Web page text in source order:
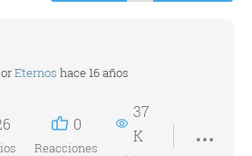
Eternos hace 16 años
0
Reacciones
37
K